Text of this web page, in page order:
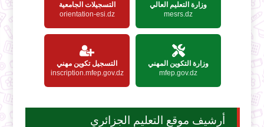
وزارة التعليم العالي
mesrs.dz
التسجيلات الجامعية
orientation-esi.dz
وزارة التكوين المهني
mfep.gov.dz
التسجيل تكوين مهني
inscription.mfep.gov.dz
أرشيف موقع التعليم الجزائري